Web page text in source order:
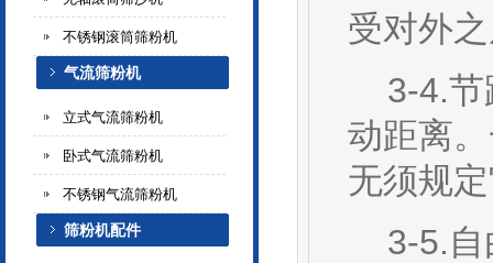
不锈钢滚筒筛粉机
气流筛粉机
立式气流筛粉机
卧式气流筛粉机
不锈钢气流筛粉机
筛粉机配件
受对外
3-4.节
动距离
无须规
3-5.自